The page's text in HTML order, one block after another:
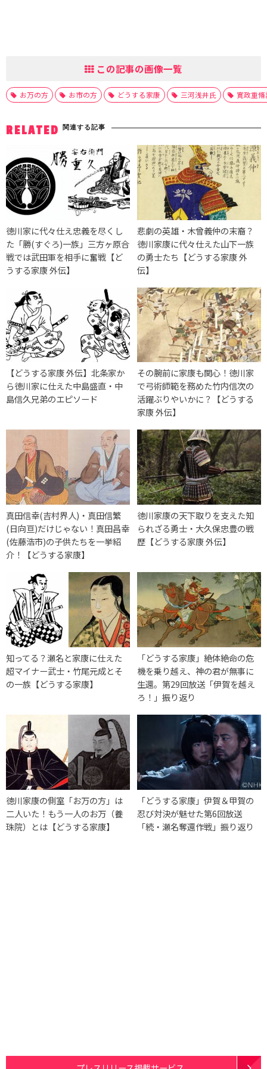
この記事の画像一覧
お万の方 お市の方 どうする家康 三河浅井氏 寛政重
RELATED 関連する記事
徳川家に代々仕え忠義を尽くし
た「勝(すぐろ)一族」三方ヶ原合
戦では武田軍を相手に奮戦【ど
うする家康 外伝】
悲劇の英雄・木曾義仲の末裔？
徳川家康に代々仕えた山下一族
の勇士たち【どうする家康 外
伝】
【どうする家康 外伝】北条家か
ら徳川家に仕えた中島盛直・中
島信久兄弟のエピソード
その腕前に家康も関心！徳川家
で弓術師範を務めた竹内信次の
活躍ぶりやいかに？【どうする
家康 外伝】
真田信幸(吉村界人)・真田信繁
(日向亘)だけじゃない！真田昌幸
(佐藤浩市)の子供たちを一挙紹
介！【どうする家康】
徳川家康の天下取りを支えた知
られざる勇士・大久保忠豊の戦
歴【どうする家康 外伝】
知ってる？瀬名と家康に仕えた
超マイナー武士・竹尾元成とそ
の一族【どうする家康】
「どうする家康」絶体絶命の危
機を乗り越え、神の君が無事に
生還。第29回放送「伊賀を越え
ろ！」振り返り
徳川家康の側室「お万の方」は
二人いた！もう一人のお万（養
珠院）とは【どうする家康】
「どうする家康」伊賀＆甲賀の
忍び対決が魅せた第6回放送
「続・瀬名奪還作戦」振り返り